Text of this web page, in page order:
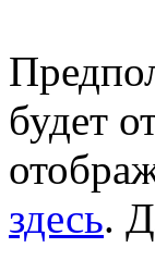
будет
здесь.